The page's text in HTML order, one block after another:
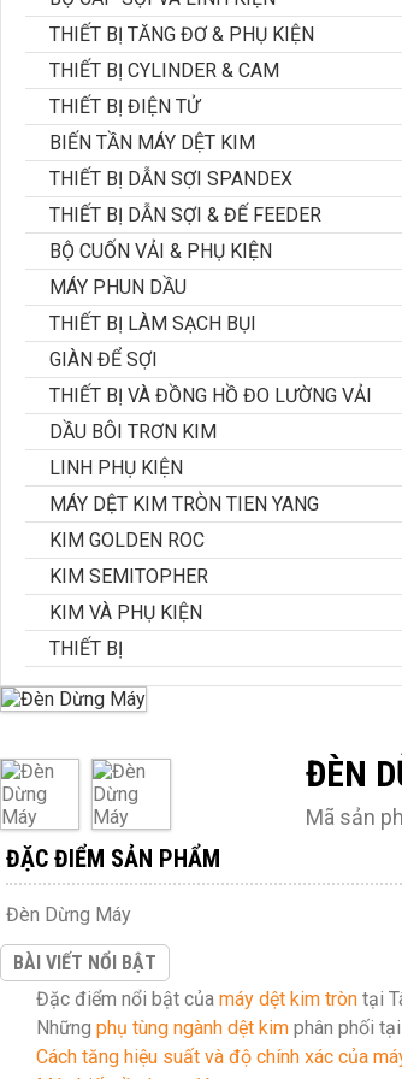
THIẾT BỊ TĂNG ĐƠ & PHỤ KIỆN
THIẾT BỊ CYLINDER & CAM
THIẾT BỊ ĐIỆN TỬ
BIẾN TẦN MÁY DỆT KIM
THIẾT BỊ DẪN SỢI SPANDEX
THIẾT BỊ DẪN SỢI & ĐẾ FEEDER
BỘ CUỐN VẢI & PHỤ KIỆN
MÁY PHUN DẦU
THIẾT BỊ LÀM SẠCH BỤI
GIÀN ĐỂ SỢI
THIẾT BỊ VÀ ĐỒNG HỒ ĐO LƯỜNG VẢI
DẦU BÔI TRƠN KIM
LINH PHỤ KIỆN
MÁY DỆT KIM TRÒN TIEN YANG
KIM GOLDEN ROC
KIM SEMITOPHER
KIM VÀ PHỤ KIỆN
THIẾT BỊ
ĐÈN
Mã sản
ĐẶC ĐIỂM SẢN PHẨM
Đèn Dừng Máy
BÀI VIẾT NỔI BẬT
Đặc điểm nổi bật của máy dệt kim tròn tại
Những phụ tùng ngành dệt kim phân phối
Cách tăng hiệu suất và độ chính xác của